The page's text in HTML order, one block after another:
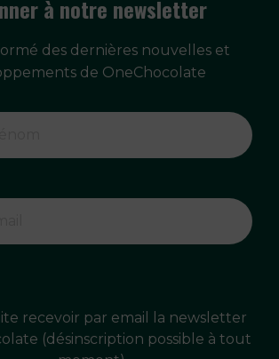
à notre newsletter
des dernières nouvelles et
de OneChocolate
recevoir par email la newsletter
(désinscription possible à tout